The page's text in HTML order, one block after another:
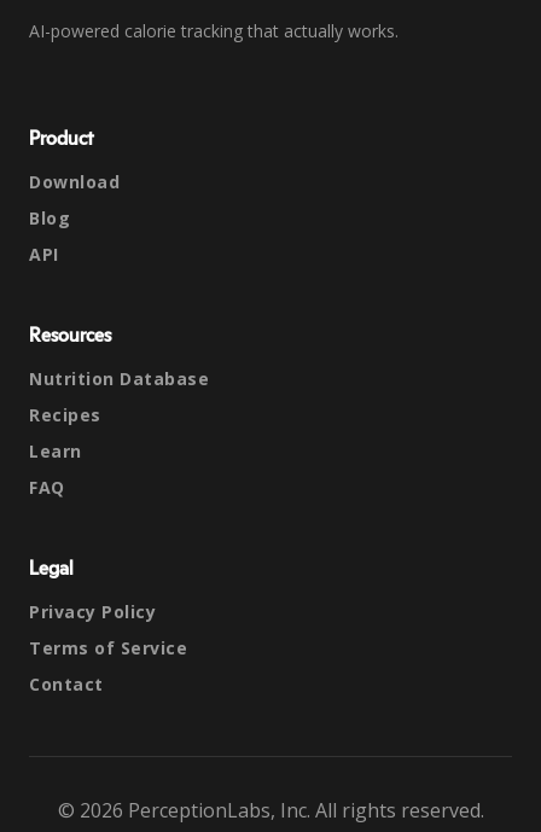
AI-powered calorie tracking that actually works.
Product
Download
Blog
API
Resources
Nutrition Database
Recipes
Learn
FAQ
Legal
Privacy Policy
Terms of Service
Contact
© 2026 PerceptionLabs, Inc. All rights reserved.